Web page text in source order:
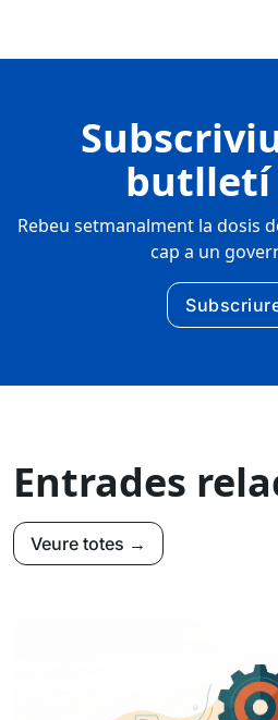
butlletí
Rebeu setmanalment la dosis
cap a un
Entrades
Veure totes →